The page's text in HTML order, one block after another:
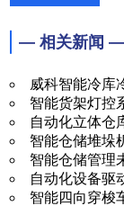
— 相关新闻 —
威科智能冷库
智能货架灯控
自动化立体仓
智能仓储堆垛
智能仓储管理
自动化设备驱
智能四向穿梭